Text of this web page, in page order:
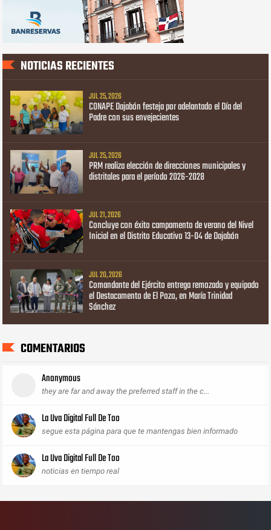
NOTICIAS RECIENTES
JUL 25, 2026
CONAPE Dajabón festeja por adelantado el Día del
Padre con sus envejecientes
JUL 25, 2026
PRM realiza elección de direcciones municipales y
distritales para el período 2026-2028
JUL 21, 2026
Concluye con éxito campamento de verano del Nivel
Inicial en el Distrito Educativo 13-04 de Dajabón
JUL 20, 2026
Comandante del Ejército entrega remozado y equipado
el Destacamento de El Pozo, en María Trinidad
Sánchez
COMENTARIOS
Anonymous
they are far and away the preferred staff in the c...
La Uva Digital Full De Too
segue esta página para que te mantengas bien informado
La Uva Digital Full De Too
noticias en tiempo real